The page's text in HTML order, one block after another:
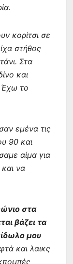
κορίτσι σε
στήθος
Στα
και
Έχω το
εμένα τις
90 και
αίμα για
να
στα
βάζει τα
μου
και λαικς